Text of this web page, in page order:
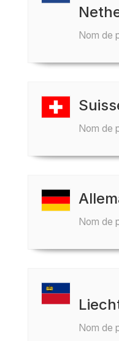
Nom de
Nom de
Nom de
Nom de